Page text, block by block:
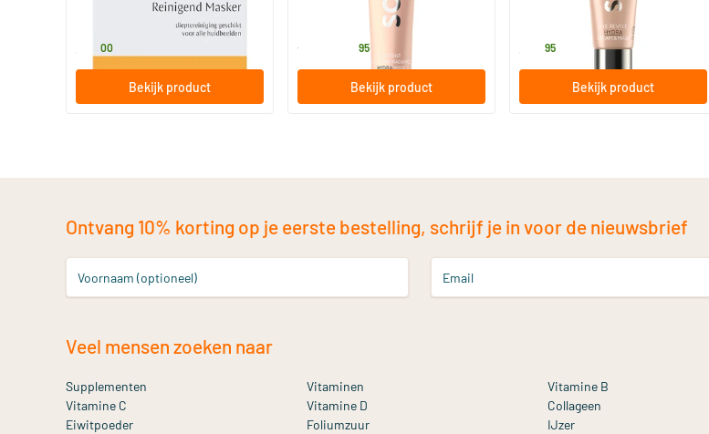
30 00
Bekijk product
vanaf 95
Bekijk product
34 95
Bekijk product
Ontvang 10% korting op je eerste bestelling, schrijf je in voor de nieuwsbrief
Voornaam (optioneel) Email
Veel mensen zoeken naar
Supplementen Vitaminen
Vitamine B
Vitamine C
Vitamine D
Collageen
Eiwitpoeder
Foliumzuur
IJzer